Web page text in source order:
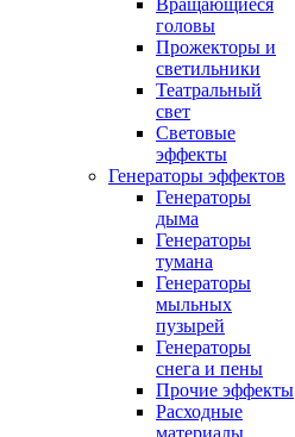
Вращающиеся
головы
Прожекторы и
светильники
Театральный
свет
Световые
эффекты
Генераторы эффектов
Генераторы
дыма
Генераторы
тумана
Генераторы
мыльных
пузырей
Генераторы
снега и пены
Прочие эффекты
Расходные
материалы